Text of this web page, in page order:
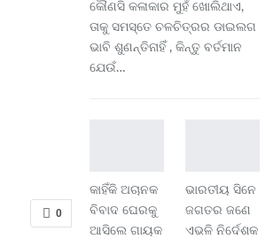
0
କୌଣସି କଳାକାର ମୁହଁ ଖୋଲିଥାଏ,
ତାକୁ ସମସ୍ତେ ଚଳଚିତ୍ରର ଡାଇଲଗ
ଭାବି ଶୁଣନ୍ତିନାହିଁ , କିନ୍ତୁ ବର୍ତମାନ
ଯେଉଁ…
କାହିଁକି ଅଚାନକ
ବିବାଦ ଘେରକୁ
ଆସିଲେ ଗାୟକ
ଭାରତୀୟ ସିନେ
ଜଗତର ଜଣେ
ଏଭଳି ନିର୍ଦେଶକ